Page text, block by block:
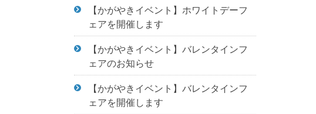
【かがやきイベント】ホワイトデーフ
ェアを開催します
【かがやきイベント】バレンタインフ
ェアのお知らせ
【かがやきイベント】バレンタインフ
ェアを開催します